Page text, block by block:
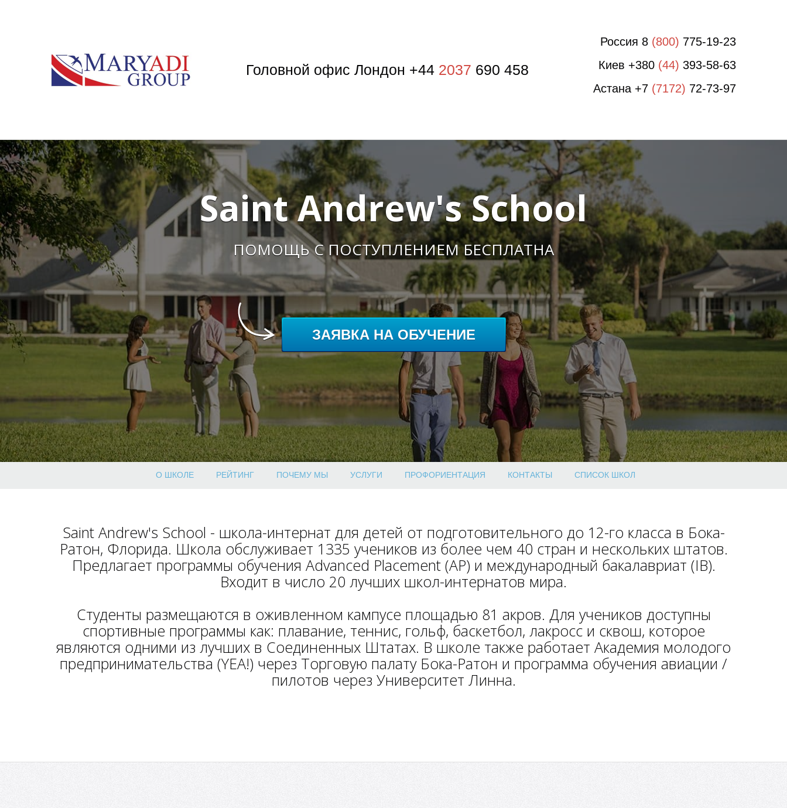
Головной офис Лондон +44 2037 690 458
Россия 8 (800) 775-19-23
Киев +380 (44) 393-58-63
Астана +7 (7172) 72-73-97
Saint Andrew's School
ПОМОЩЬ С ПОСТУПЛЕНИЕМ БЕСПЛАТНА
ЗАЯВКА НА ОБУЧЕНИЕ
О ШКОЛЕ РЕЙТИНГ ПОЧЕМУ МЫ УСЛУГИ ПРОФОРИЕНТАЦИЯ КОНТАКТЫ СПИСОК ШКОЛ
Saint Andrew's School - школа-интернат для детей от подготовительного до 12-го класса в Бока-
Ратон, Флорида. Школа обслуживает 1335 учеников из более чем 40 стран и нескольких штатов.
Предлагает программы обучения Advanced Placement (AP) и международный бакалавриат (IB).
Входит в число 20 лучших школ-интернатов мира.
Студенты размещаются в оживленном кампусе площадью 81 акров. Для учеников доступны
спортивные программы как: плавание, теннис, гольф, баскетбол, лакросс и сквош, которое
являются одними из лучших в Соединенных Штатах. В школе также работает Академия молодого
предпринимательства (YEA!) через Торговую палату Бока-Ратон и программа обучения авиации /
пилотов через Университет Линна.